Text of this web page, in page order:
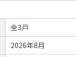
全3戸
2026年8月